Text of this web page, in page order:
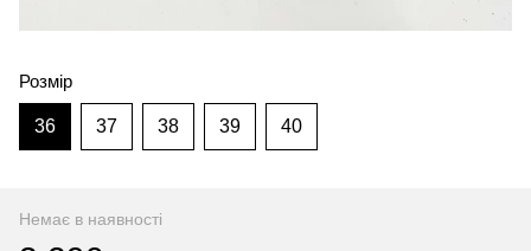
Розмір
36 37 38 39 40
Немає в наявності